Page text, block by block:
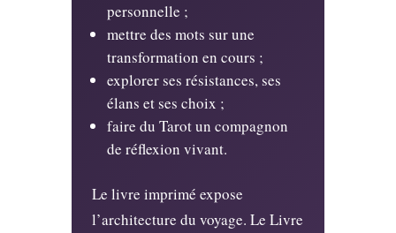
personnelle ;
mettre des mots sur une
transformation en cours ;
explorer ses résistances, ses
élans et ses choix ;
faire du Tarot un compagnon
de réflexion vivant.
Le livre imprimé expose
l’architecture du voyage. Le Livre